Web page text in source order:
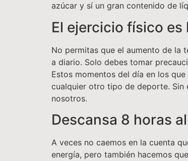
azúcar y sí un gran contenido de
El ejercicio físico
No permitas que el aumento de la
a diario. Solo debes tomar
Estos momentos del día en los
cualquier otro tipo de deporte. Sin
nosotros.
Descansa 8 horas
A veces no caemos en la cuenta
energía, pero también hacemos